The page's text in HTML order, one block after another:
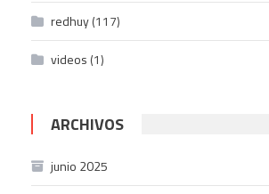
redhuy(117)
videos (1)
ARCHIVOS
junio 2025